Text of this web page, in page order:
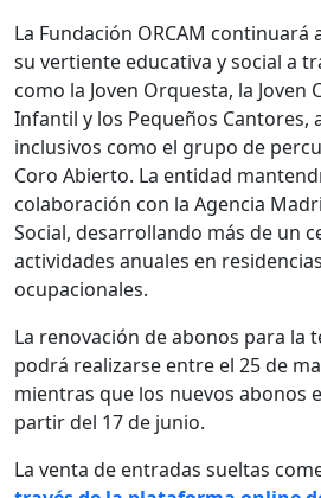
La Fundación ORCAM
su vertiente educativa y social a
como la Joven Orquesta, la Joven
Infantil y los Pequeños Cantores,
inclusivos como el grupo de
Coro Abierto. La entidad
colaboración con la Agencia
Social, desarrollando más de un
actividades anuales en
ocupacionales.
La renovación de abonos para la
podrá realizarse entre el 25 de
mientras que los nuevos abonos
partir del 17 de junio.
La venta de entradas sueltas